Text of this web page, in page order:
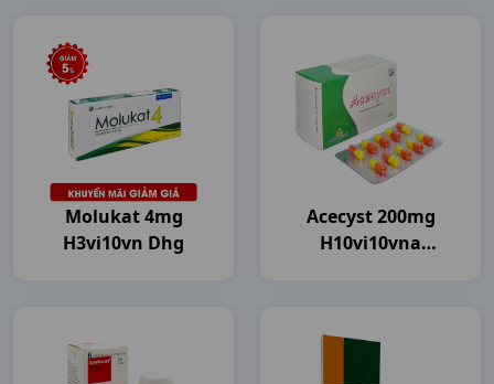
Molukat 4mg
H3vi10vn Dhg
Acecyst 200mg
H10vi10vna